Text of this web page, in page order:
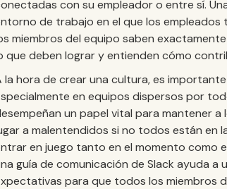
con su empleador o entre sí.
de trabajo en el que los empleados
miembros del equipo saben
que deben lograr y entienden cómo
la hora de crear una cultura, es
en equipos dispersos por
un papel vital para mantener
a malentendidos si no todos están en
en juego tanto en el momento como
guía de comunicación de Slack ayuda
para que todos los miembros